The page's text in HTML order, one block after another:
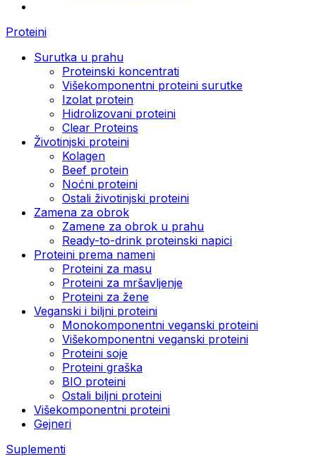
Proteini
Surutka u prahu
Proteinski koncentrati
Višekomponentni proteini surutke
Izolat protein
Hidrolizovani proteini
Clear Proteins
Životinjski proteini
Kolagen
Beef protein
Noćni proteini
Ostali životinjski proteini
Zamena za obrok
Zamene za obrok u prahu
Ready-to-drink proteinski napici
Proteini prema nameni
Proteini za masu
Proteini za mršavljenje
Proteini za žene
Veganski i biljni proteini
Monokomponentni veganski proteini
Višekomponentni veganski proteini
Proteini soje
Proteini graška
BIO proteini
Ostali biljni proteini
Višekomponentni proteini
Gejneri
Suplementi